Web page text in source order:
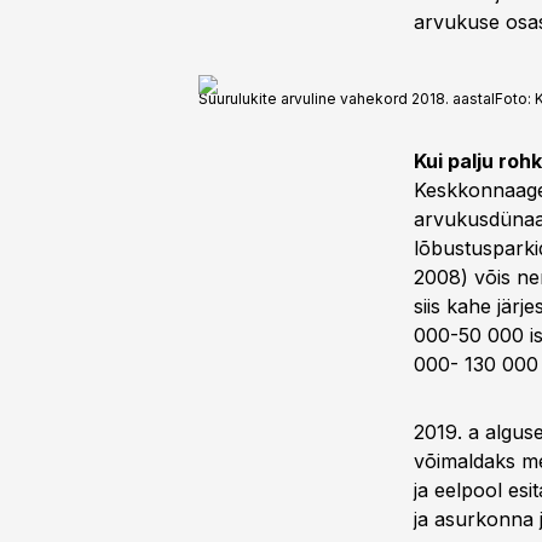
arvukuse
Suurulukite arvuline vahekord 2018. aastalFoto:
Kui palju
2008) võis
siis kahe
000-50 000
000- 130 000
2019. a
võimaldaks
ja eelpool
ja asurkonna